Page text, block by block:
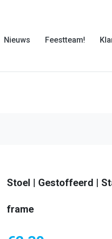
Nieuws Feestteam!
Stoel | Gestoffeerd |
frame